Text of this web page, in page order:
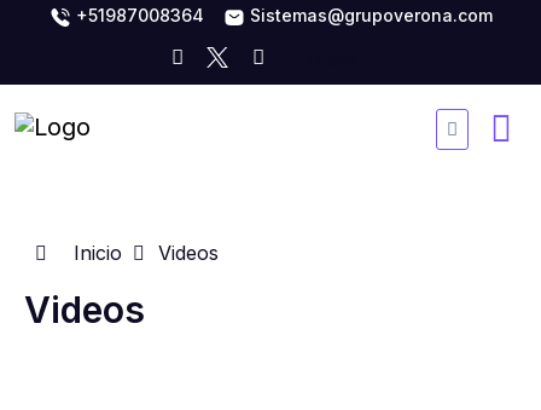
+51987008364 Sistemas@grupoverona.com
Inicio Videos
Videos